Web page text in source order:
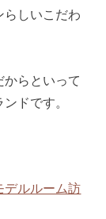
らしいこだわ
らといって
ドです。
ルルーム訪